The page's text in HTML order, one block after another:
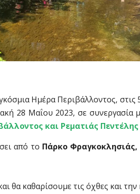
Ημέρα Περιβάλλοντος, στις
28 Μαΐου 2023, σε συνεργασία
και Ρεματιάς
από το Πάρκο Φραγκοκλησιάς,
θα καθαρίσουμε τις όχθες και